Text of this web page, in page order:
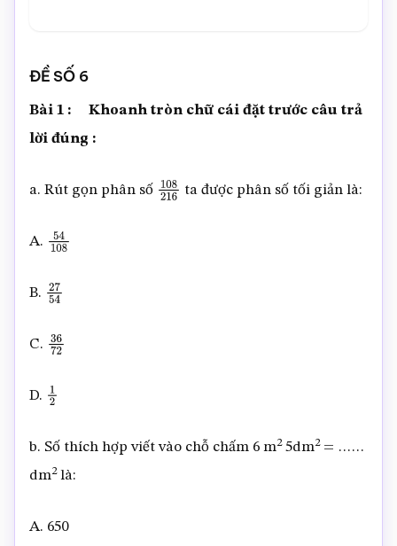
ĐỀ SỐ 6
Bài 1 :
Khoanh tròn chữ cái đặt trước câu trả
lời đúng :
a. Rút gọn phân số 108 216
ta được phân số tối giản là:
A. 54108
B. 2754
C. 3672
D. 12
b. Số thích hợp viết vào chỗ chấm 6 m25dm2= ……
dm2là:
A. 650